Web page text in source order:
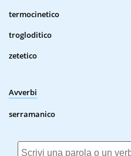
termocinetico
trogloditico
zetetico
Avverbi
serramanico